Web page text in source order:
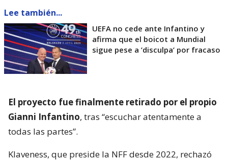
Lee también...
UEFA no cede ante Infantino y
afirma que el boicot a Mundial
sigue pese a ’disculpa’ por fracaso
El proyecto fue finalmente retirado por el propio
Gianni Infantino, tras “escuchar atentamente a
todas las partes”.
Klaveness, que preside la NFF desde 2022, rechazó